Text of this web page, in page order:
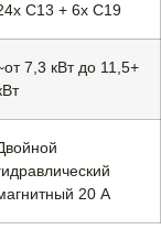
C13 + 6x C19
7,3 кВт до 11,5+
20 А